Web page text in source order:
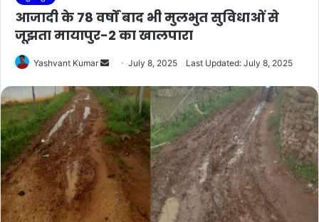
आजादी के 78 वर्षों बाद भी मुलभुत सुविधाओं से
जूझता मायापुर-2 का खालपारा
Yashvant Kumar
Send
email
July 8, 2025 Last Updated: July 8, 2025